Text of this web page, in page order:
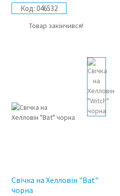
Код: 046532
Товар закінчився!
Свічка на Хелловін "Bat"
чорна